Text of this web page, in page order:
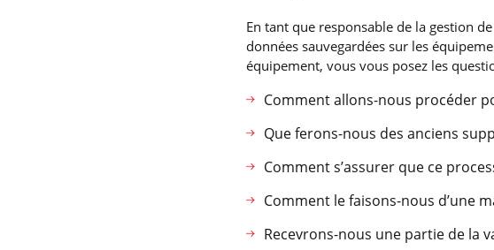
En tant que responsable de la gestion
données sauvegardées sur les
équipement, vous vous posez les
Comment allons-nous procéder
Que ferons-nous des anciens
Comment s’assurer que ce
Comment le faisons-nous d’une
Recevrons-nous une partie de la